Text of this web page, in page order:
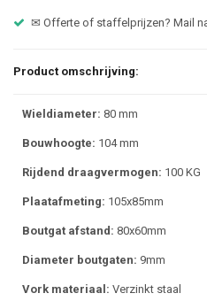
Mail naarverkoop@tegapo.nl
Product omschrijving:
Wieldiameter: 80 mm
Bouwhoogte: 104 mm
Rijdend draagvermogen: 100 KG
Plaatafmeting: 105x85mm
Boutgat afstand: 80x60mm
Diameter boutgaten: 9mm
Vork materiaal: Verzinkt staal